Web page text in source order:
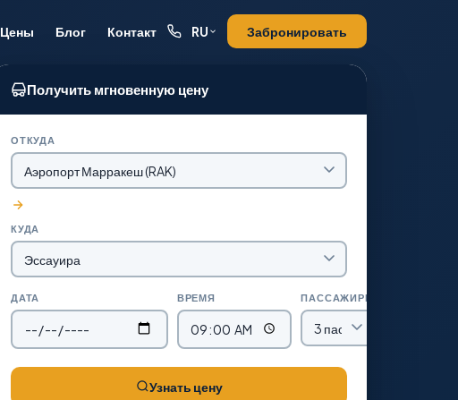
Цены Блог Контакт RU Забронировать
Получить мгновенную цену
ОТКУДА
КУДА
ДАТА ВРЕМЯ ПАССАЖИРЫ
Узнать цену